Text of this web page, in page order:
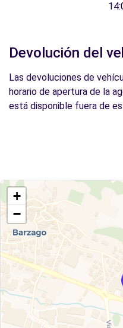
Devolución del
Las devoluciones de
horario de apertura de la
está disponible fuera de
+
−